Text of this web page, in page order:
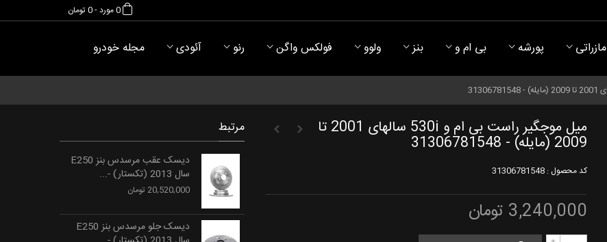
0مورد-0 تومان
مازراتی پورشه بی ام و بنز ولوو فولکس واگن رنو آئودی مجله خودرو
میل موجگیر راست بی ام و 530i سالهای 2001 تا
2009 (مایله) - 31306781548
کد محصول : 31306781548
3,240,000 تومان
مرتبط
دیسک عقب مرسدس بنز E250
سال 2013 (تکستار) -...
20,520,000 تومان
دیسک جلو مرسدس بنز E250